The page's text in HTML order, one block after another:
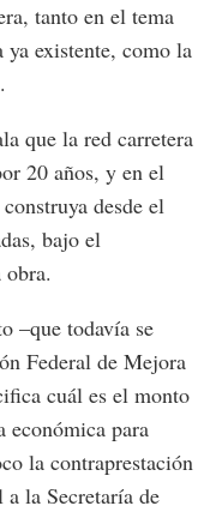
tanto en el tema
existente, como la
que la red carretera
20 años, y en el
desde el
bajo el
–que todavía se
Federal de Mejora
cuál es el monto
económica para
la contraprestación
a la Secretaría de